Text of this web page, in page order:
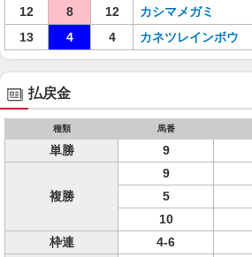
12
8 12 カシマメガミ
13
4 4 カネツレインボウ
払戻金
種類 馬番
単勝 9
複勝
9
5
10
枠連
4-6